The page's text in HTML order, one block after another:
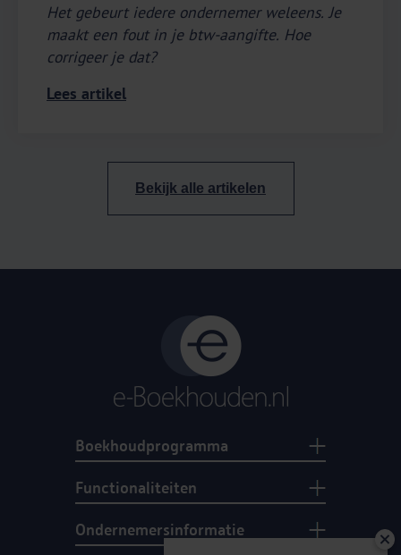
Het gebeurt iedere ondernemer weleens. Je
maakt een fout in je btw-aangifte. Hoe
corrigeer je dat?
Lees artikel
Bekijk alle artikelen
Boekhoudprogramma
Functionaliteiten
Ondernemersinformatie